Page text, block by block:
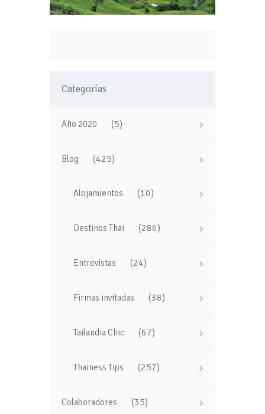
Categorías
Año 2020 (5)
Blog (425)
Alojamientos (10)
Destinos Thai (286)
Entrevistas (24)
Firmas invitadas (38)
Tailandia Chic (67)
Thainess Tips (257)
Colaboradores (35)